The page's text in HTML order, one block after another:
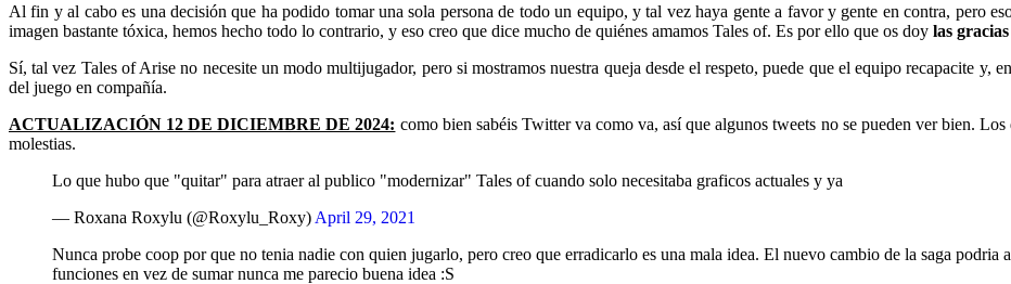
Al fin y al cabo es una decisión que ha podido tomar una sola persona de todo un equipo, y tal vez haya gente a favor y gente en contra, pero
imagen bastante tóxica, hemos hecho todo lo contrario, y eso creo que dice mucho de quiénes amamos Tales of. Es por ello que os doy las
Sí, tal vez Tales of Arise no necesite un modo multijugador, pero si mostramos nuestra queja desde el respeto, puede que el equipo recapacite y,
del juego en compañía.
ACTUALIZACIÓN 12 DE DICIEMBRE DE 2024: como bien sabéis Twitter va como va, así que algunos tweets no se pueden ver bien.
molestias.
Lo que hubo que "quitar" para atraer al publico "modernizar" Tales of cuando solo necesitaba graficos actuales y ya
— Roxana Roxylu (@Roxylu_Roxy) April 29, 2021
Nunca probe coop por que no tenia nadie con quien jugarlo, pero creo que erradicarlo es una mala idea. El nuevo cambio de la saga podria
funciones en vez de sumar nunca me parecio buena idea :S